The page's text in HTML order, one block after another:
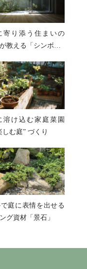
寄り添う住まいの
教える「シンボ…
溶け込む家庭菜園
しむ庭” づくり
庭に表情を出せる
グ資材「景石」